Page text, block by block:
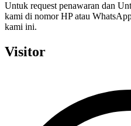
Untuk request penawaran dan
kami di nomor HP atau
kami ini.
Visitor